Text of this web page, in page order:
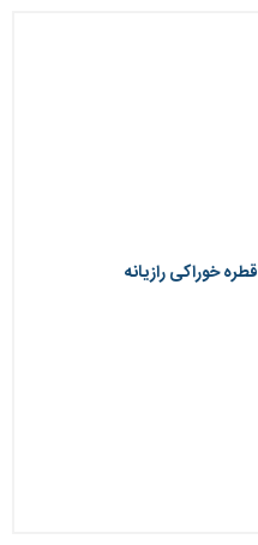
قطره خوراکی رازیانه